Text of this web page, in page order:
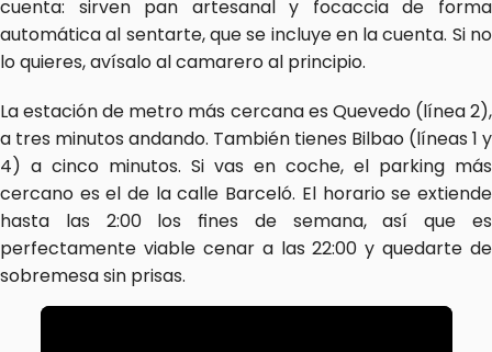
cuenta: sirven pan artesanal y focaccia de forma
automática al sentarte, que se incluye en la cuenta. Si no
lo quieres, avísalo al camarero al principio.
La estación de metro más cercana es Quevedo (línea 2),
a tres minutos andando. También tienes Bilbao (líneas 1 y
4) a cinco minutos. Si vas en coche, el parking más
cercano es el de la calle Barceló. El horario se extiende
hasta las 2:00 los fines de semana, así que es
perfectamente viable cenar a las 22:00 y quedarte de
sobremesa sin prisas.